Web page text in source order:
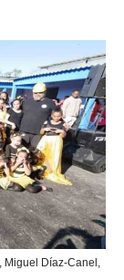
Miguel Díaz-Canel,